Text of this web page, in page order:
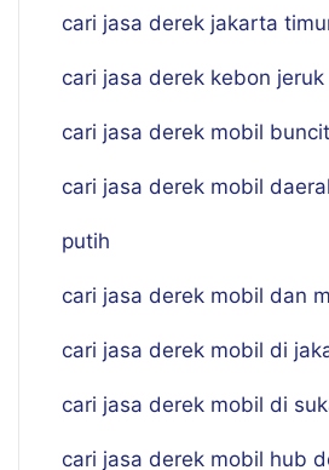
cari jasa derek jakarta
cari jasa derek kebon jeruk
cari jasa derek mobil
cari jasa derek mobil
putih
cari jasa derek mobil dan
cari jasa derek mobil di
cari jasa derek mobil di
cari jasa derek mobil hub